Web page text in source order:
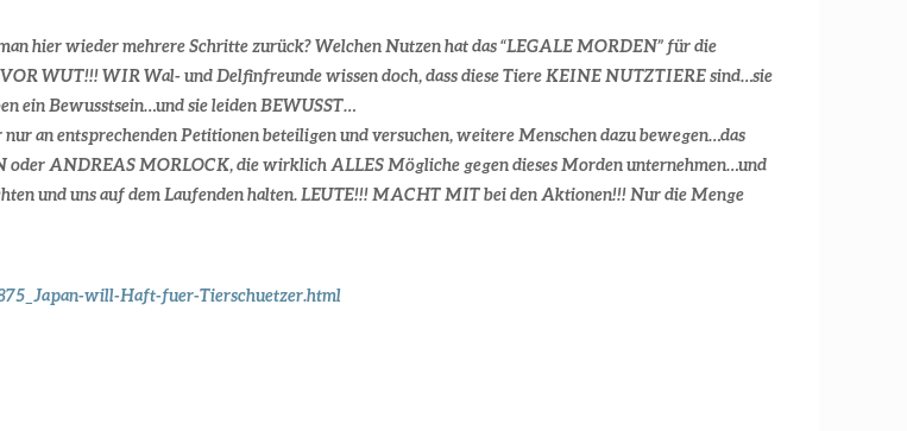
hier wieder mehrere Schritte zurück? Welchen Nutzen hat das “LEGALE MORDEN” für die
WUT!!! WIR Wal- und Delfinfreunde wissen doch, dass diese Tiere KEINE NUTZTIERE sind…sie
ein Bewusstsein…und sie leiden BEWUSST…
an entsprechenden Petitionen beteiligen und versuchen, weitere Menschen dazu bewegen…das
ANDREAS MORLOCK, die wirklich ALLES Mögliche gegen dieses Morden unternehmen…und
und uns auf dem Laufenden halten. LEUTE!!! MACHT MIT bei den Aktionen!!! Nur die Menge
will-Haft-fuer-Tierschuetzer.html